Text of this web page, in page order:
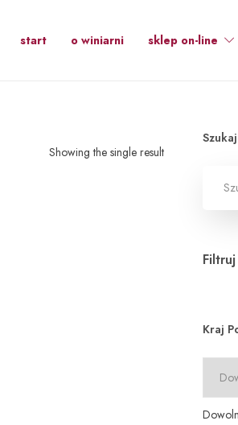
start o winiarni sklep on-line
Showing the single result
Kraj